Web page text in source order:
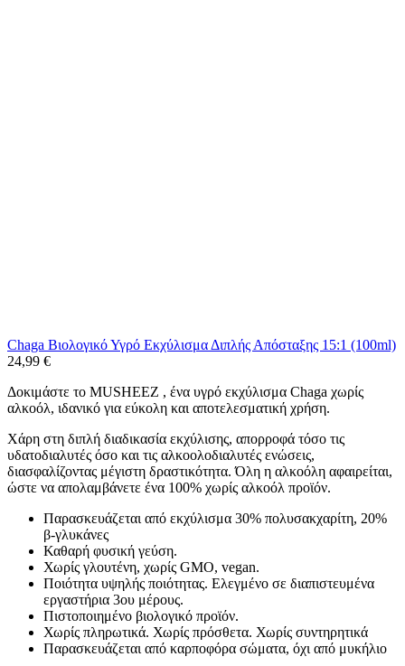
Chaga Βιολογικό Υγρό Εκχύλισμα Διπλής Απόσταξης 15:1 (100ml)
24,99 €
Δοκιμάστε το MUSHEEZ , ένα υγρό εκχύλισμα Chaga χωρίς
αλκοόλ, ιδανικό για εύκολη και αποτελεσματική χρήση.
Χάρη στη διπλή διαδικασία εκχύλισης, απορροφά τόσο τις
υδατοδιαλυτές όσο και τις αλκοολοδιαλυτές ενώσεις,
διασφαλίζοντας μέγιστη δραστικότητα. Όλη η αλκοόλη αφαιρείται,
ώστε να απολαμβάνετε ένα 100% χωρίς αλκοόλ προϊόν.
Παρασκευάζεται από εκχύλισμα 30% πολυσακχαρίτη, 20%
β-γλυκάνες
Καθαρή φυσική γεύση.
Χωρίς γλουτένη, χωρίς GMO, vegan.
Ποιότητα υψηλής ποιότητας. Ελεγμένο σε διαπιστευμένα
εργαστήρια 3ου μέρους.
Πιστοποιημένο βιολογικό προϊόν.
Χωρίς πληρωτικά. Χωρίς πρόσθετα. Χωρίς συντηρητικά
Παρασκευάζεται από καρποφόρα σώματα, όχι από μυκήλιο